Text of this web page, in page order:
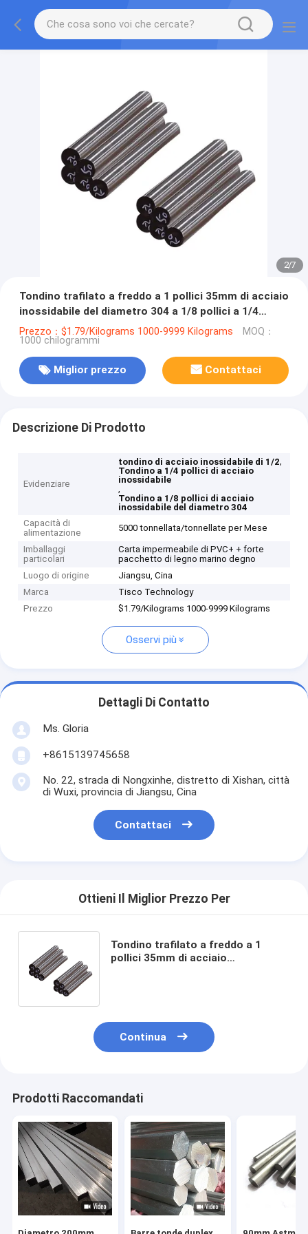
2/7
Tondino trafilato a freddo a 1 pollici 35mm di acciaio
inossidabile del diametro 304 a 1/8 pollici a 1/4
pollici di 1/2» 36mm
Prezzo：$1.79/Kilograms 1000-9999 Kilograms MOQ：
1000 chilogrammi
Miglior prezzo Contattaci
Descrizione Di Prodotto
Evidenziare
tondino di acciaio inossidabile di 1/2,
Tondino a 1/4 pollici di acciaio
inossidabile
,
Tondino a 1/8 pollici di acciaio
inossidabile del diametro 304
Capacità di
alimentazione
5000 tonnellata/tonnellate per Mese
Imballaggi
particolari
Carta impermeabile di PVC+ + forte
pacchetto di legno marino degno
Luogo di origine
Jiangsu, Cina
Marca
Tisco Technology
Prezzo
$1.79/Kilograms 1000-9999 Kilograms
Osservi più
Dettagli Di Contatto
Ms. Gloria
+8615139745658
No. 22, strada di Nongxinhe, distretto di Xishan, città
di Wuxi, provincia di Jiangsu, Cina
Contattaci
Ottieni Il Miglior Prezzo Per
Tondino trafilato a freddo a 1
pollici 35mm di acciaio
Continua
Prodotti Raccomandati